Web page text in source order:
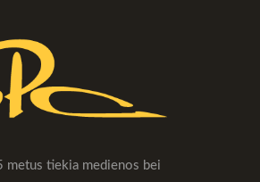
metus tiekia medienos bei